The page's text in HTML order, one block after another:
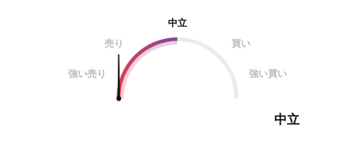
中立
売り
買い
強い売り 強い買い
中立